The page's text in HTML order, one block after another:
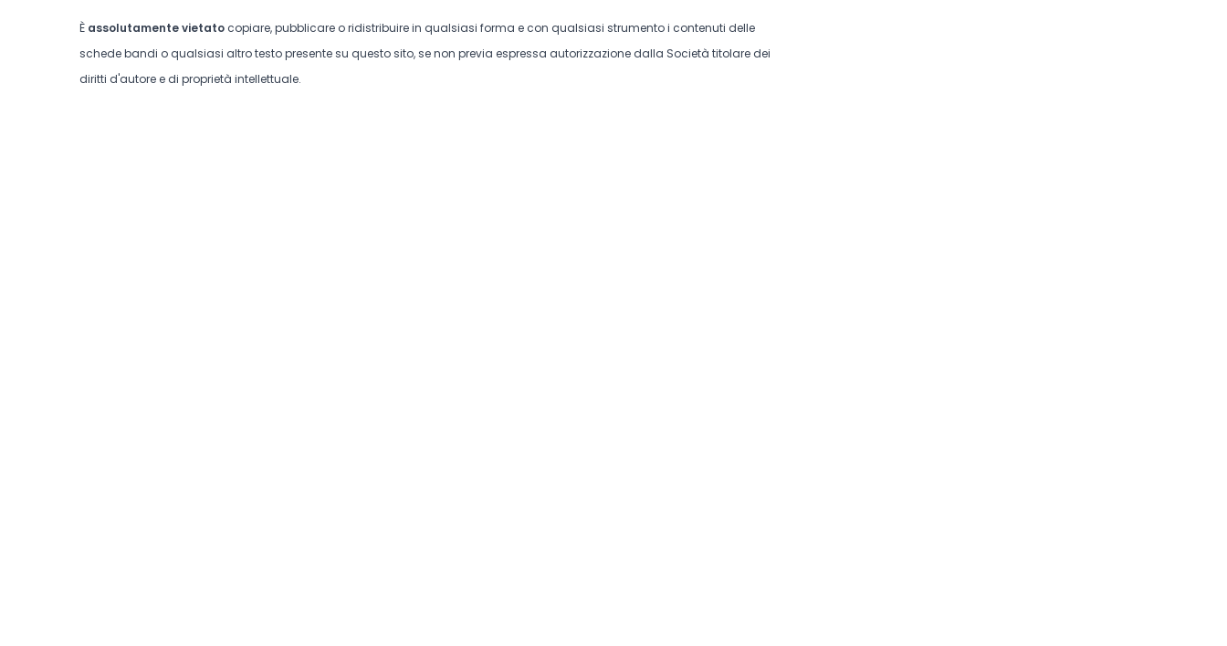
È assolutamente vietato copiare, pubblicare o ridistribuire in qualsiasi forma e con qualsiasi strumento i contenuti delle
schede bandi o qualsiasi altro testo presente su questo sito, se non previa espressa autorizzazione dalla Società titolare dei
diritti d'autore e di proprietà intellettuale.